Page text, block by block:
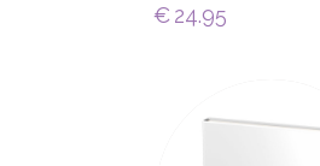
€ 24.95